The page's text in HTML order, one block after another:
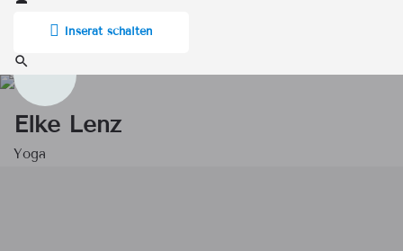
Inserat schalten
Elke Lenz
Yoga